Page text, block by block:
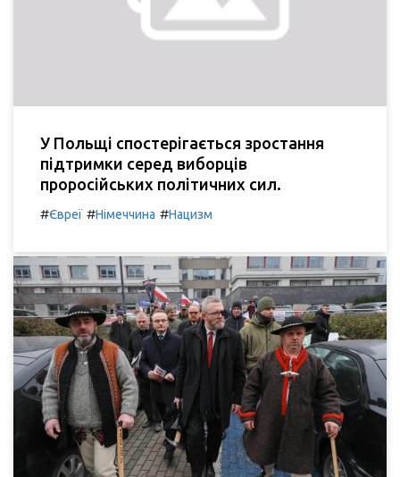
У Польщі спостерігається зростання
підтримки серед виборців
проросійських політичних сил.
#Євреї #Німеччина #Нацизм